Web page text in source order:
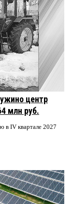
центр
млн руб.
в IV квартале 2027